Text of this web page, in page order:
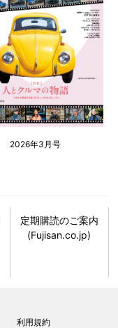
2026年3月号
定期購読のご案内
(Fujisan.co.jp)
利用規約